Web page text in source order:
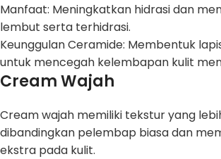
Manfaat: Meningkatkan hidrasi dan
lembut serta terhidrasi.
Keunggulan Ceramide: Membentuk
untuk mencegah kelembapan kulit
Cream Wajah
Cream wajah memiliki tekstur yang
dibandingkan pelembap biasa dan
ekstra pada kulit.